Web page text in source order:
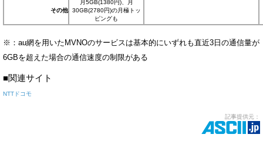
その他
月5GB(1380円)、月
30GB(2780円)の月極トッ
ピングも
※：au網を用いたMVNOのサービスは基本的にいずれも直近3日の通信量が
6GBを超えた場合の通信速度の制限がある
■関連サイト
NTTドコモ
記事提供元：